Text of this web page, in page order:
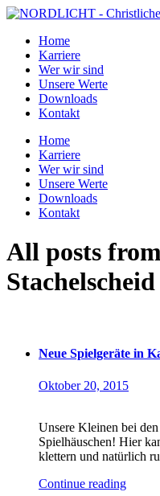
Home
Karriere
Wer wir sind
Unsere Werte
Downloads
Kontakt
Home
Karriere
Wer wir sind
Unsere Werte
Downloads
Kontakt
All posts
Stachelscheid
Neue Spielgeräte in
Oktober 20, 2015
Unsere Kleinen bei
Spielhäuschen! Hier
klettern und natürlich
Continue reading